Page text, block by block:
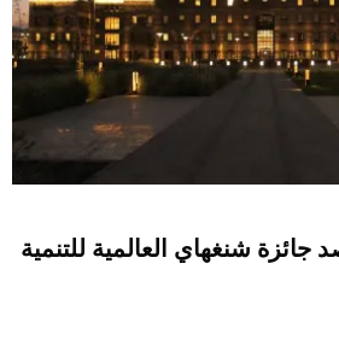
جائزة شنغهاي العالمية للتنمية